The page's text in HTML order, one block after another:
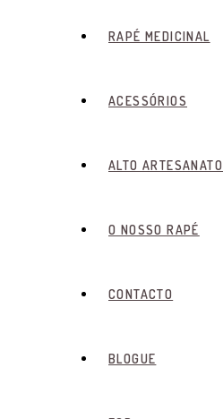
RAPÉ MEDICINAL
ACESSÓRIOS
ALTO ARTESANATO
O NOSSO RAPÉ
CONTACTO
BLOGUE